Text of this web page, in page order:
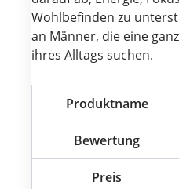
Wohlbefinden zu
an Männer, die eine
ihres Alltags suchen.
Produktname
Bewertung
Preis